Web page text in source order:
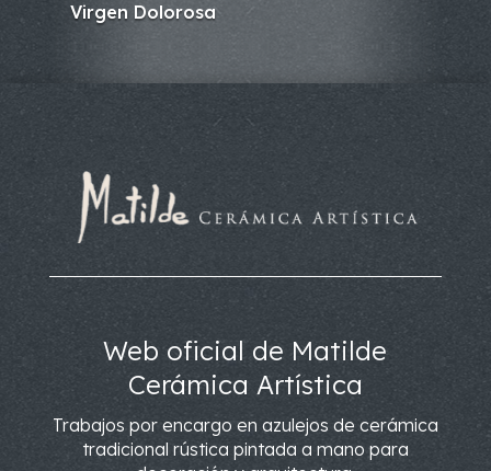
Virgen Dolorosa
Web oficial de Matilde
Cerámica Artística
Trabajos por encargo en azulejos de cerámica
tradicional rústica pintada a mano para